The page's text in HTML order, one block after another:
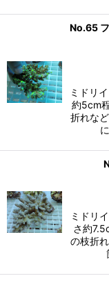
No.65
ミドリ
約5cm
折れな
ミドリ
さ約
の枝折